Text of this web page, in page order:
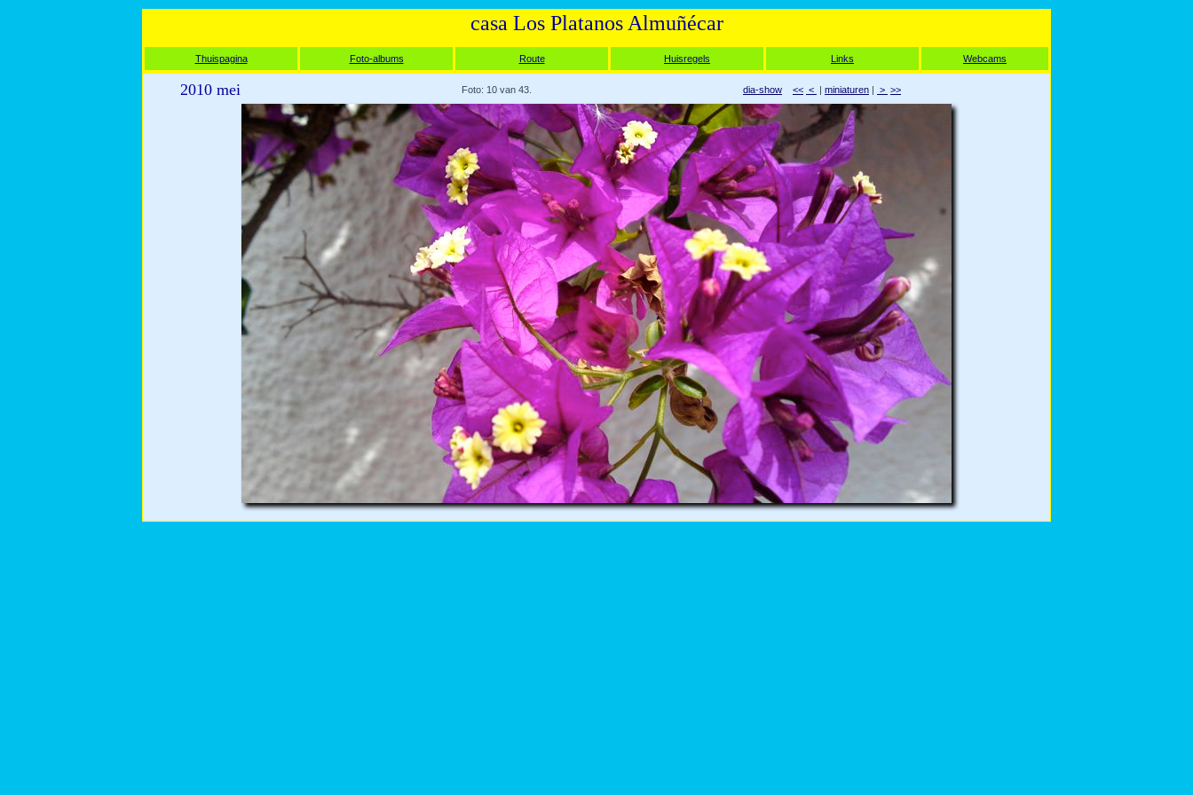
casa Los Platanos Almuñécar
Thuispagina Foto-albums Route Huisregels Links Webcams
2010 mei Foto: 10 van 43. dia-show << < | miniaturen | > >>